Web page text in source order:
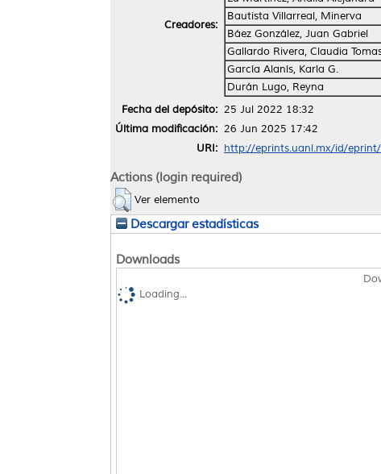
Creadores:
Bautista Villarreal, Minerva
Báez González, Juan Gabriel
Gallardo Rivera, Claudia
García Alanís, Karla G.
Durán Lugo, Reyna
Fecha del depósito: 25 Jul 2022 18:32
Última modificación: 26 Jun 2025 17:42
URI: http://eprints.uanl.mx/id/
Actions (login required)
Ver elemento
Descargar estadísticas
Downloads
Loading...